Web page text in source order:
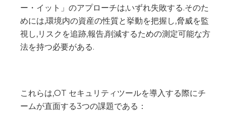
ー・イット」のアプローチは,いずれ失敗する.そのた
めには,環境内の資産の性質と挙動を把握し,脅威を監
視し,リスクを追跡,報告,削減するための測定可能な方
法を持つ必要がある.
これらは,OT セキュリティツールを導入する際にチ
ームが直面する3つの課題である：